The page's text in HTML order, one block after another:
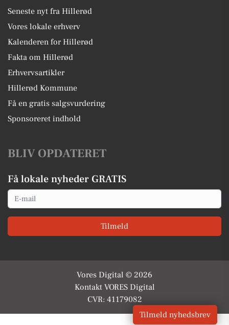
Seneste nyt fra Hillerød
Vores lokale erhverv
Kalenderen for Hillerød
Fakta om Hillerød
Erhvervsartikler
Hillerød Kommune
Få en gratis salgsvurdering
Sponsoreret indhold
BLIV OPDATERET
Få lokale nyheder GRATIS
Email
Tilmeld
Vores Digital © 2026
Kontakt VORES Digital
CVR: 41179082
Tilmeld nyhedsbrev